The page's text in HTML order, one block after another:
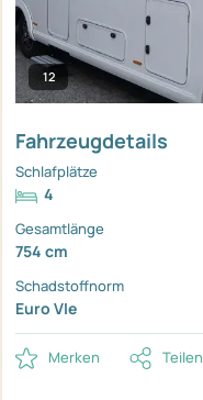
12
Fahrzeugdetails
Schlafplätze
4
Gesamtlänge
754 cm
Schadstoffnorm
Euro VIe
Merken Teilen